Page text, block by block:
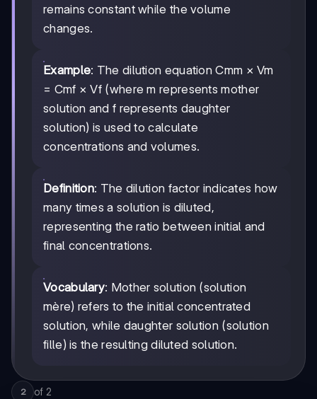
remains constant while the volume
changes.
Example: The dilution equation Cmm × Vm
= Cmf × Vf (where m represents mother
solution and f represents daughter
solution) is used to calculate
concentrations and volumes.
Definition: The dilution factor indicates how
many times a solution is diluted,
representing the ratio between initial and
final concentrations.
Vocabulary: Mother solution (solution
mère) refers to the initial concentrated
solution, while daughter solution (solution
fille) is the resulting diluted solution.
2 of 2